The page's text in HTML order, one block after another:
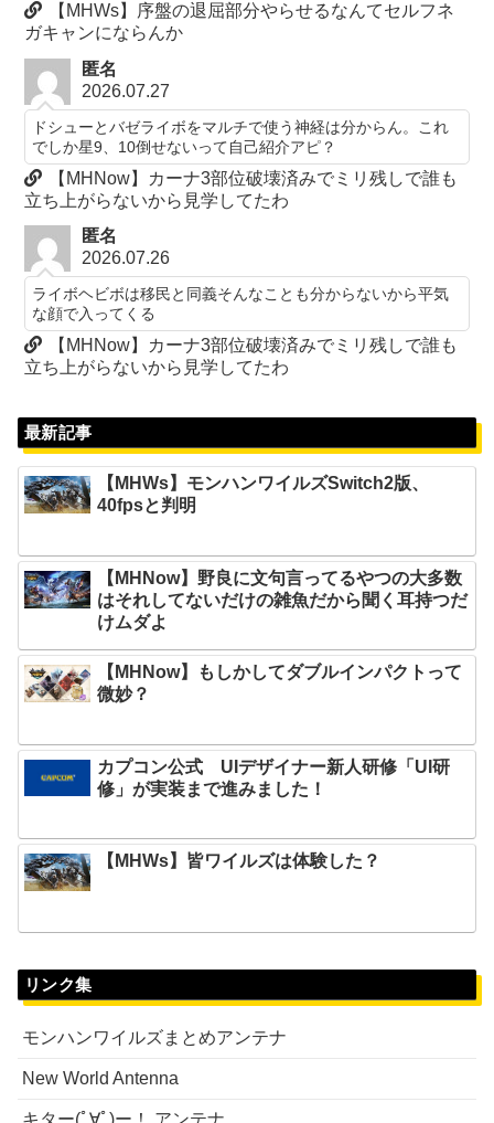
【MHWs】序盤の退屈部分やらせるなんてセルフネ
ガキャンにならんか
匿名
2026.07.27
ドシューとバゼライボをマルチで使う神経は分からん。これ
でしか星9、10倒せないって自己紹介アピ？
【MHNow】カーナ3部位破壊済みでミリ残しで誰も
立ち上がらないから見学してたわ
匿名
2026.07.26
ライボヘビボは移民と同義そんなことも分からないから平気
な顔で入ってくる
【MHNow】カーナ3部位破壊済みでミリ残しで誰も
立ち上がらないから見学してたわ
最新記事
【MHWs】モンハンワイルズSwitch2版、
40fpsと判明
【MHNow】野良に文句言ってるやつの大多数
はそれしてないだけの雑魚だから聞く耳持つだ
けムダよ
【MHNow】もしかしてダブルインパクトって
微妙？
カプコン公式 UIデザイナー新人研修「UI研
修」が実装まで進みました！
【MHWs】皆ワイルズは体験した？
リンク集
モンハンワイルズまとめアンテナ
New World Antenna